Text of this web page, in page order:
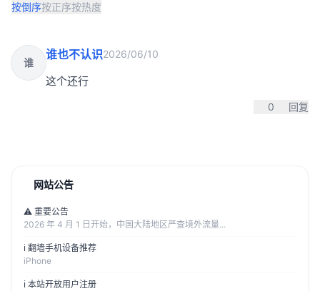
按倒序按正序按热度
谁
谁也不认识2026/06/10
这个还行
0 回复
网站公告
⚠️ 重要公告
2026 年 4 月 1 日开始，中国大陆地区严查境外流量...
ℹ️ 翻墙手机设备推荐
iPhone
ℹ️ 本站开放用户注册